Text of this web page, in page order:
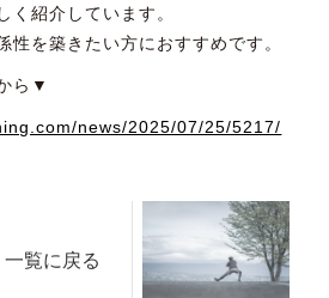
く紹介しています。
性を築きたい方におすすめです。
ら▼
news/2025/07/25/5217/
一覧に戻る